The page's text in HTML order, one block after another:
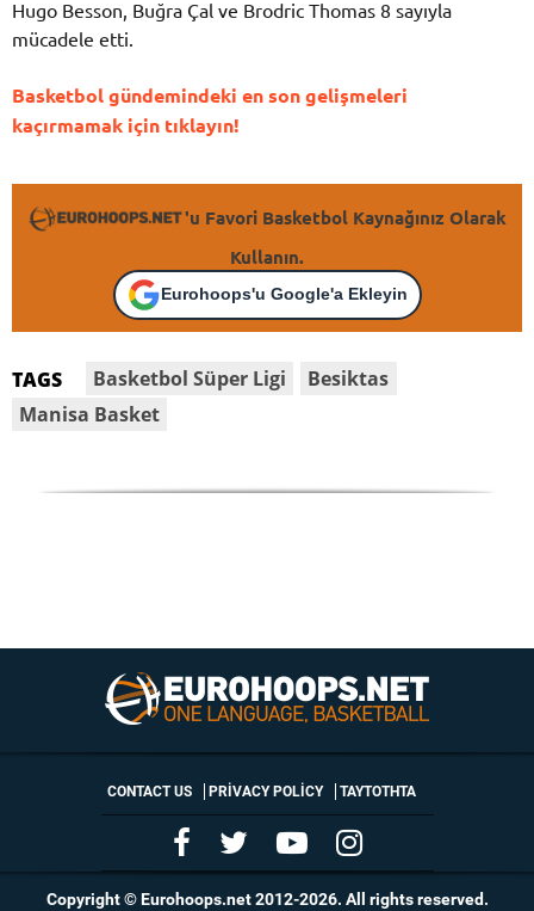
Hugo Besson, Buğra Çal ve Brodric Thomas 8 sayıyla
mücadele etti.
Basketbol gündemindeki en son gelişmeleri
kaçırmamak için tıklayın!
'u Favori Basketbol Kaynağınız Olarak
Kullanın.
Eurohoops'u Google'a Ekleyin
TAGS Basketbol Süper Ligi
Besiktas
Manisa Basket
CONTACT US PRIVACY POLICY ΤΑΥΤΟΤΗΤΑ
Copyright © Eurohoops.net 2012-2026. All rights reserved.